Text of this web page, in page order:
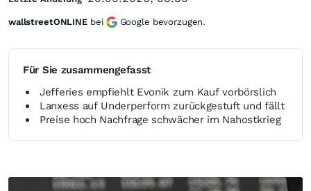
Für Sie zusammengefasst
Jefferies empfiehlt Evonik zum Kauf vorbörslich
Lanxess auf Underperform zurückgestuft und fällt
Preise hoch Nachfrage schwächer im Nahostkrieg
wallstreetONLINE bei Google bevorzugen.